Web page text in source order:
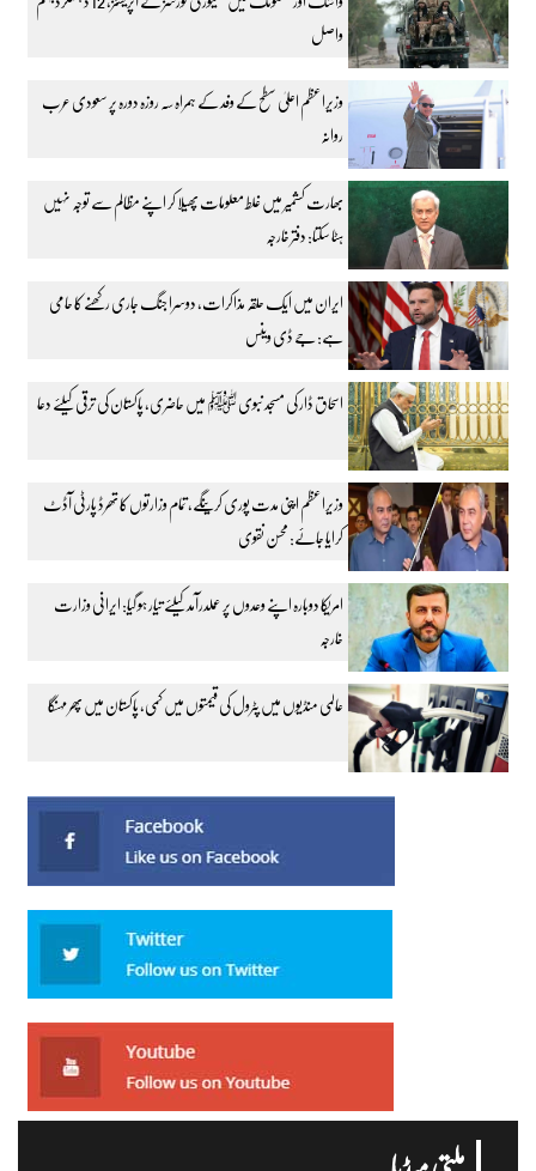
واصل
وزیراعظم اعلیٰ سطح کے وفد کے ہمراہ سہ روزہ دورہ پر سعودی عرب
روانہ
بھارت کشمیر میں غلط معلومات پھیلا کر اپنے مظالم سے توجہ نہیں
ہٹا سکتا: دفتر خارجہ
ایران میں ایک حلقہ مذاکرات، دوسرا جنگ جاری رکھنے کا حامی
ہے: جے ڈی وینس
اسحاق ڈار کی مسجد نبوی ﷺ میں حاضری، پاکستان کی ترقی کیلئے دعا
وزیراعظم اپنی مدت پوری کرینگے، تمام وزارتوں کا تھرڈ پارٹی آڈٹ
کرایا جائے: محسن نقوی
امریکا دوبارہ اپنے وعدوں پر عملدرآمد کیلئے تیار ہو گیا: ایرانی وزارت
خارجہ
عالمی منڈیوں میں پٹرول کی قیمتوں میں کمی، پاکستان میں پھر مہنگا